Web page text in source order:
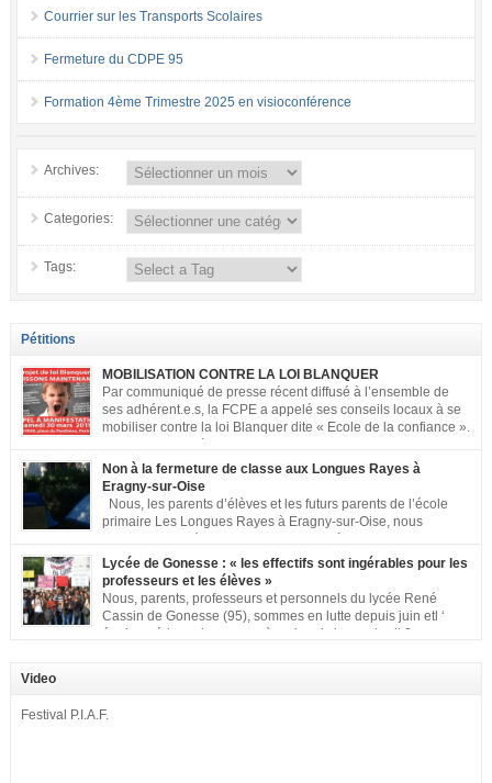
Courrier sur les Transports Scolaires
Fermeture du CDPE 95
Formation 4ème Trimestre 2025 en visioconférence
Archives:
Categories:
Tags:
Pétitions
MOBILISATION CONTRE LA LOI BLANQUER
Par communiqué de presse récent diffusé à l’ensemble de
ses adhérent.e.s, la FCPE a appelé ses conseils locaux à se
mobiliser contre la loi Blanquer dite « Ecole de la confiance ».
met à votre disposition ce kit de mobilisation comprenant : 1 affiche
appelant […]
Non à la fermeture de classe aux Longues Rayes à
Eragny-sur-Oise
Nous, les parents d’élèves et les futurs parents de l’école
primaire Les Longues Rayes à Eragny-sur-Oise, nous
classe aux Longues Rayes ». Non à la dégradation continue des conditions
d’accueil et d’apprentissage de nos enfants à l’école primaire. Chaque
enfant a droit à […]
Lycée de Gonesse : « les effectifs sont ingérables pour les
professeurs et les élèves »
Nous, parents, professeurs et personnels du lycée René
Cassin de Gonesse (95), sommes en lutte depuis juin etl ‘
équipe pédagogique en grève depuis le vendredi 2
nombreuses classes de première et […]
Video
Festival P.I.A.F.